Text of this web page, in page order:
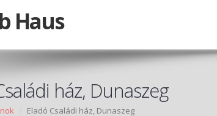
ház, Dunaszeg
Eladó Családi ház, Dunaszeg